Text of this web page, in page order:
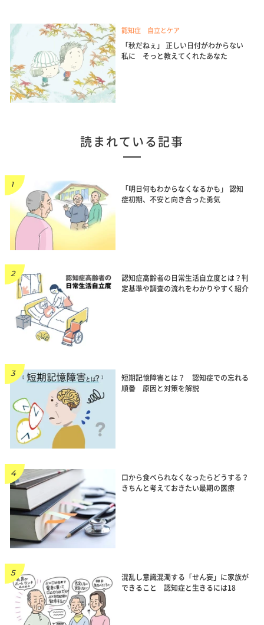
認知症 自立とケア
「秋だねぇ」 正しい日付がわからない
私に そっと教えてくれたあなた
読まれている記事
「明日何もわからなくなるかも」 認知
症初期、不安と向き合った勇気
認知症高齢者の日常生活自立度とは？判
定基準や調査の流れをわかりやすく紹介
短期記憶障害とは？ 認知症での忘れる
順番 原因と対策を解説
口から食べられなくなったらどうする？
きちんと考えておきたい最期の医療
混乱し意識混濁する「せん妄」に家族が
できること 認知症と生きるには18